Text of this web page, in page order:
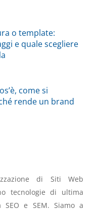
o template:
e quale scegliere
come si
rende un brand
di Siti Web
tecnologie di ultima
e SEM. Siamo a